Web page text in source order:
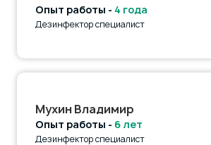
Опыт работы - 4 года
Дезинфектор специалист
Мухин Владимир
Опыт работы - 6 лет
Дезинфектор специалист